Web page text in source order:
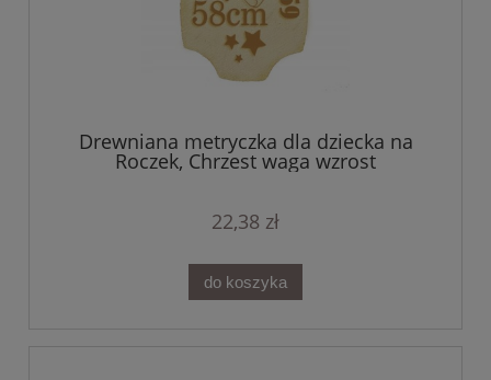
Drewniana metryczka dla dziecka na
Roczek, Chrzest waga wzrost
22,38 zł
do koszyka